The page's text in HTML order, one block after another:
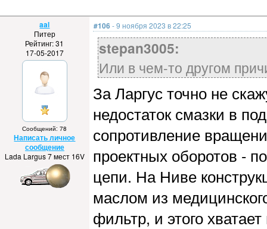
aal
Питер
Рейтинг: 31
17-05-2017
Сообщений: 78
Написать личное
сообщение
Lada Largus 7 мест 16V
#106- 9 ноября 2023 в 22:25
stepan3005:
Или в чем-то другом
За Ларгус точно не
недостаток смазки в
сопротивление
проектных оборотов -
цепи. На Ниве
маслом из
фильтр, и этого